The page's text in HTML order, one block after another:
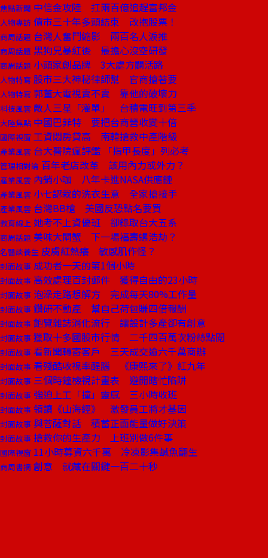
焦點新聞 中信金攻陸 扛兩百億追趕富邦金
人物專訪 債市三十年多頭結束 改抱股票！
商周話題 台灣人奮鬥縮影 兩百名人淚推
商周話題 黑狗兄暴紅後 最擔心沒空研發
商周話題 小頭家創品牌 3大處方闢活路
人物特寫 股市三大神秘律師幫 官商搶著要
人物特寫 郭董大電視賣不賣 靠他的破壞力
科技風雲 敵人三星「灌單」 台積電旺到第三季
大陸焦點 中國巴菲特 要把台商營收變十倍
國際視窗 工資悶房貸高 南韓搶救中產階級
產業風雲 台大醫院瘋評鑑 「指甲長度」列必考
管理相對論 百年老店改革 該用內力或外力？
產業風雲 內銷小咖 八年卡進NASA供應鏈
產業風雲 小七認栽的洗衣生意 全家搶接手
產業風雲 台灣BB槍 美國反恐點名要買
教育線上 她考不上資優班 卻錄取台大五系
商周話題 美味大閘蟹 下一場福壽螺浩劫？
名醫談養生 皮膚紅熱癢 敏感肌作怪？
封面故事 成功者一天的第1個小時
封面故事 高效處理百封郵件 獲得自由的23小時
封面故事 泡澡走路想解方 完成每天80%工作量
封面故事 鑽研不動產 幫自己荷包賺四倍報酬
封面故事 飽覽雜誌消化流行 讓設計多產卻有創意
封面故事 獵取十多國股市行情 二千四百萬次粉絲點閱
封面故事 看新聞轉寄客戶 三天成交逾六千萬商辦
封面故事 看殘酷收視率醒腦 《康熙來了》紅九年
封面故事 三個時鐘檢視計畫表 避開瞎忙陷阱
封面故事 強迫上工「撞」靈感 三小時收班
封面故事 領讀《山海經》 激發員工將才基因
封面故事 與菩薩對話 積蓄正面能量做好決策
封面故事 搶救你的生產力 上班別做6件事
國際視窗 11小時募資六千萬 冷凍影集鹹魚翻生
商周書摘 創意 就藏在關鍵一百二十秒